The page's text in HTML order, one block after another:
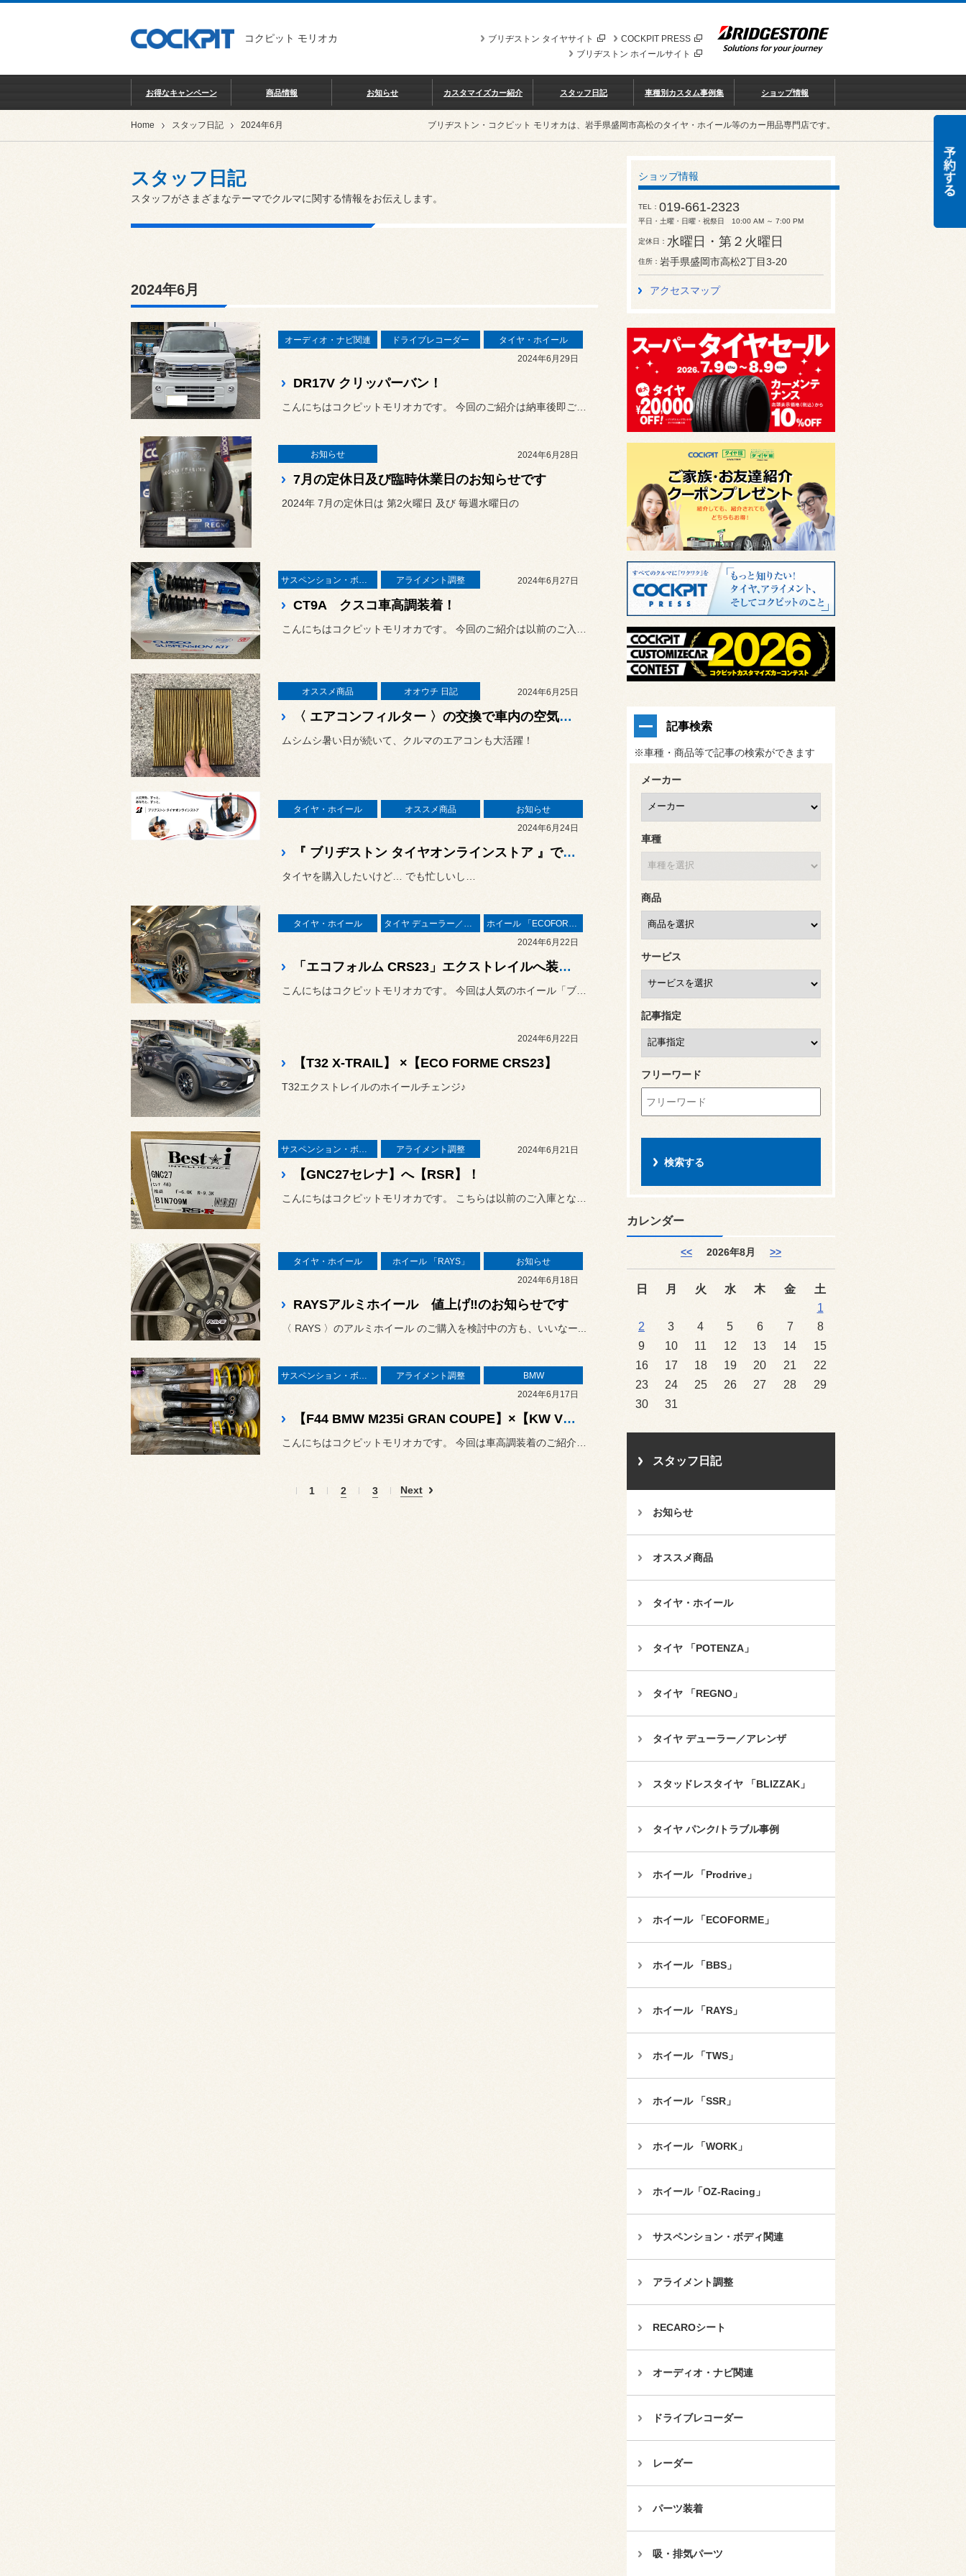
コクピット モリオカ COCKPIT PRESS
ブリヂストン タイヤサイト
ブリヂストン ホイールサイト
お得なキャンペーン 商品情報 お知らせ カスタマイズカー紹介 スタッフ日記 車種別カスタム事例集 ショップ情報
Home スタッフ日記 2024年6月 ブリヂストン・コクピット モリオカは、岩手県盛岡市高松のタイヤ・ホイール等のカー用品専門店です。
スタッフ日記
スタッフがさまざまなテーマでクルマに関する情報をお伝えします。
2024年6月
オーディオ・ナビ関連 ドライブレコーダー
タイヤ・ホイール
2024年6月29日
DR17V クリッパーバン！
お知らせ 2024年6月28日
7月の定休日及び臨時休業日のお知らせです
2024年 7月の定休日は 第2火曜日 及び 毎週水曜日の
サスペンション・ボディ関連 アライメント調整 2024年6月27日
CT9A クスコ車高調装着！
オススメ商品 オオウチ 日記 2024年6月25日
〈 エアコンフィルター 〉の交換で車内の空気をスッキリ〜
ムシムシ暑い日が続いて、クルマのエアコンも大活躍！
タイヤ・ホイール オススメ商品
お知らせ
2024年6月24日
『 ブリヂストン タイヤオンラインストア 』でも、タイヤが購入できます！
タイヤを購入したいけど… でも忙しいし…
タイヤ・ホイール タイヤ デューラー／アレンザ
ホイール 「ECOFORME」
2024年6月22日
「エコフォルム CRS23」エクストレイルへ装着です☆
こんにちはコクピットモリオカです。 今回は人気のホイール「ブリヂスト...
2024年6月22日
【T32 X-TRAIL】 ×【ECO FORME CRS23】
T32エクストレイルのホイールチェンジ♪
サスペンション・ボディ関連 アライメント調整 2024年6月21日
【GNC27セレナ】へ【RSR】！
こんにちはコクピットモリオカです。 こちらは以前のご入庫となりますが...
タイヤ・ホイール ホイール 「RAYS」
お知らせ
2024年6月18日
RAYSアルミホイール 値上げ‼️のお知らせです
〈 RAYS 〉のアルミホイール のご購入を検討中の方も、いいなー...
アライメント調整
BMW
2024年6月17日
【F44 BMW M235i GRAN COUPE】×【KW V1】
1 2 3 Next
ショップ情報
TEL 019-661-2323
平日・土曜・日曜・祝祭日 10:00 AM ～ 7:00 PM
定休日 水曜日・第２火曜日
住所 岩手県盛岡市高松2丁目3-20
アクセスマップ
記事検索
※車種・商品等で記事の検索ができます
メーカー
車種
商品
サービス
記事指定
フリーワード
カレンダー
<< 2026年8月 >>
日 月 火 水 木 金
土
1
2
3 4 5 6 7
8
9
10 11 12 13 14
15
16
17 18 19 20 21
22
23
24 25 26 27 28
29
30
31
スタッフ日記
お知らせ
オススメ商品
タイヤ・ホイール
タイヤ 「POTENZA」
タイヤ 「REGNO」
タイヤ デューラー／アレンザ
スタッドレスタイヤ 「BLIZZAK」
タイヤ パンク/トラブル事例
ホイール 「Prodrive」
ホイール 「ECOFORME」
ホイール 「BBS」
ホイール 「RAYS」
ホイール 「TWS」
ホイール 「SSR」
ホイール 「WORK」
ホイール「OZ-Racing」
サスペンション・ボディ関連
アライメント調整
RECAROシート
オーディオ・ナビ関連
ドライブレコーダー
レーダー
パーツ装着
吸・排気パーツ